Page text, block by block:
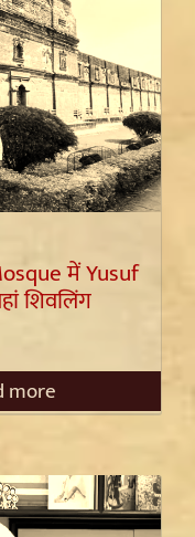
में Yusuf
शिवलिंग
more